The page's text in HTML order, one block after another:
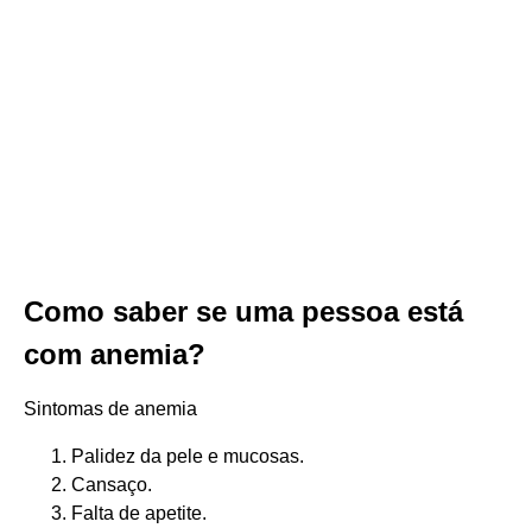
Como saber se uma pessoa está
com anemia?
Sintomas de anemia
Palidez da pele e mucosas.
Cansaço.
Falta de apetite.